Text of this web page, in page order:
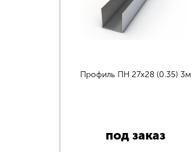
Профиль ПН 27х28 (0.35) 3м
под заказ